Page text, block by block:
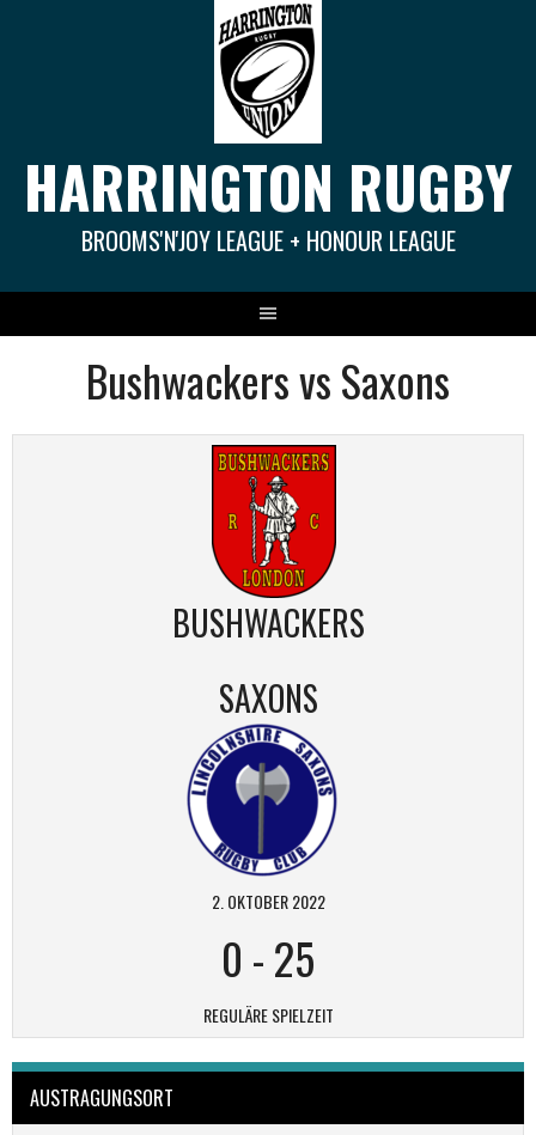
HARRINGTON RUGBY
BROOMS'N'JOY LEAGUE + HONOUR LEAGUE
Bushwackers vs Saxons
BUSHWACKERS
SAXONS
2. OKTOBER 2022
0 -25
REGULÄRE SPIELZEIT
AUSTRAGUNGSORT